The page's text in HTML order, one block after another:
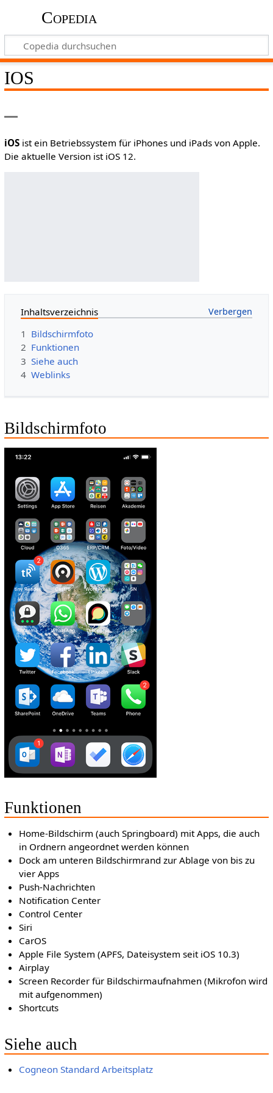
Copedia
IOS
iOSist ein Betriebssystem für iPhones und iPads von Apple.
Die aktuelle Version ist iOS 12.
Inhaltsverzeichnis
1 Bildschirmfoto
2 Funktionen
3 Siehe auch
4 Weblinks
Bildschirmfoto
Funktionen
Home-Bildschirm (auch Springboard) mit Apps, die auch
in Ordnern angeordnet werden können
Dock am unteren Bildschirmrand zur Ablage von bis zu
vier Apps
Push-Nachrichten
Notification Center
Control Center
Siri
CarOS
Apple File System (APFS, Dateisystem seit iOS 10.3)
Airplay
Screen Recorder für Bildschirmaufnahmen (Mikrofon wird
mit aufgenommen)
Shortcuts
Siehe auch
Cogneon Standard Arbeitsplatz